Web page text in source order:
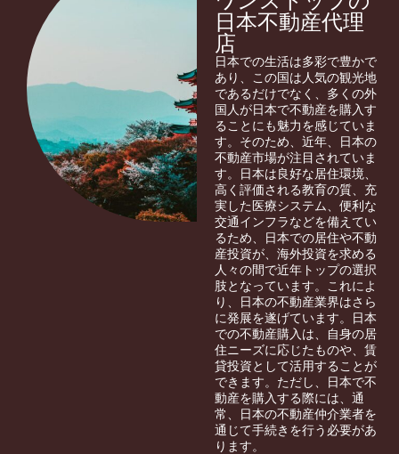
日本不動産代理
店
日本での生活は多彩で豊かで
あり、この国は人気の観光地
であるだけでなく、多くの外
国人が日本で不動産を購入す
ることにも魅力を感じていま
す。そのため、近年、日本の
不動産市場が注目されていま
す。日本は良好な居住環境、
高く評価される教育の質、充
実した医療システム、便利な
交通インフラなどを備えてい
るため、日本での居住や不動
産投資が、海外投資を求める
人々の間で近年トップの選択
肢となっています。これによ
り、日本の不動産業界はさら
に発展を遂げています。日本
での不動産購入は、自身の居
住ニーズに応じたものや、賃
貸投資として活用することが
できます。ただし、日本で不
動産を購入する際には、通
常、日本の不動産仲介業者を
通じて手続きを行う必要があ
ります。